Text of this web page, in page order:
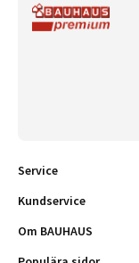
Service
Kundservice
Om BAUHAUS